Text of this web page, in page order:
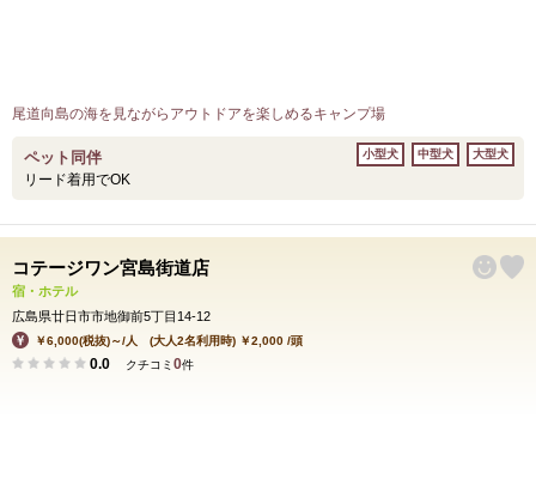
尾道向島の海を見ながらアウトドアを楽しめるキャンプ場
ペット同伴
リード着用でOK
小型犬 中型犬 大型犬
コテージワン宮島街道店
宿・ホテル
広島県廿日市市地御前5丁目14-12
￥6,000(税抜)～/人 (大人2名利用時) ￥2,000 /頭
0.0 クチコミ 0件